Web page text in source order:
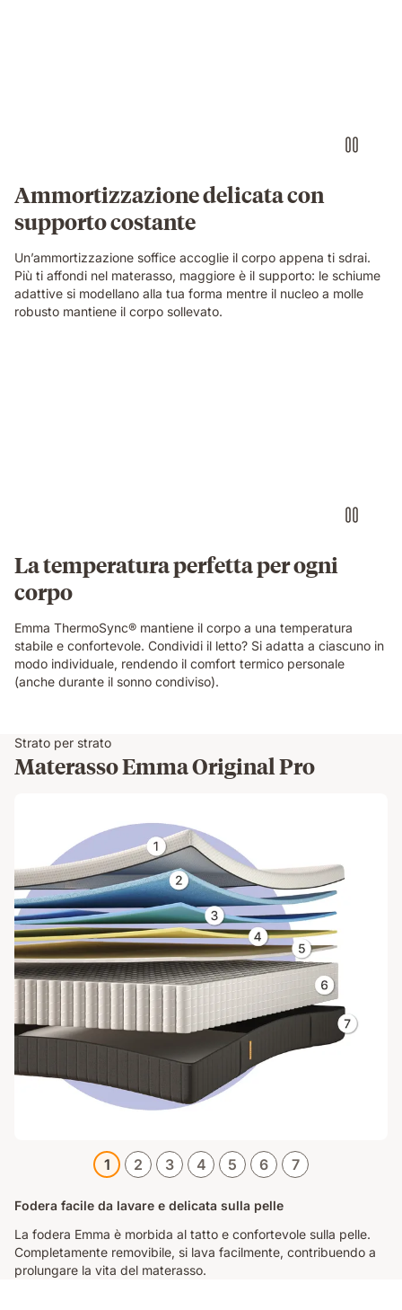
Ammortizzazione delicata con
supporto costante
Un’ammortizzazione soffice accoglie il corpo appena ti sdrai.
Più ti affondi nel materasso, maggiore è il supporto: le schiume
adattive si modellano alla tua forma mentre il nucleo a molle
robusto mantiene il corpo sollevato.
La temperatura perfetta per ogni
corpo
Emma ThermoSync® mantiene il corpo a una temperatura
stabile e confortevole. Condividi il letto? Si adatta a ciascuno in
modo individuale, rendendo il comfort termico personale
(anche durante il sonno condiviso).
Strato per strato
Materasso Emma Original Pro
1 2 3 4 5 6 7
Fodera facile da lavare e delicata sulla pelle
La fodera Emma è morbida al tatto e confortevole sulla pelle.
Completamente removibile, si lava facilmente, contribuendo a
prolungare la vita del materasso.